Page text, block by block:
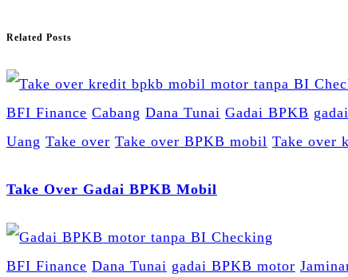
Related Posts
BFI Finance Cabang Dana Tunai Gadai BPKB
Uang Take over Take over BPKB mobil Take over
Take Over Gadai BPKB Mobil
BFI Finance Dana Tunai gadai BPKB motor